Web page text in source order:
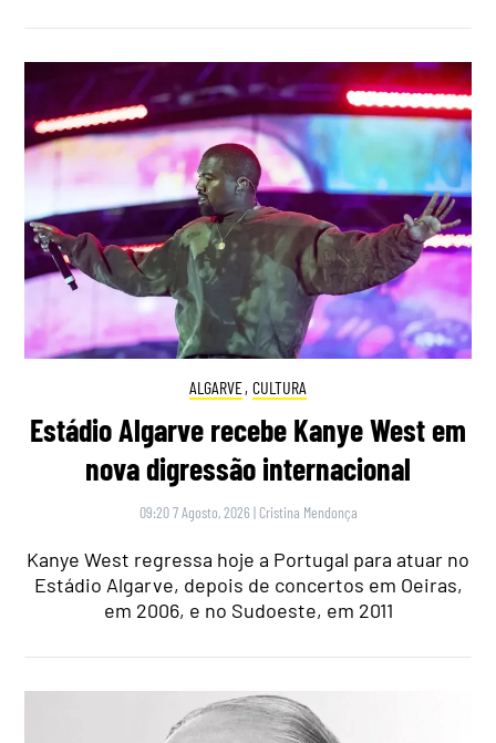
ALGARVE, CULTURA
Estádio Algarve recebe Kanye West em
nova digressão internacional
09:20 7 Agosto, 2026 | Cristina Mendonça
Kanye West regressa hoje a Portugal para atuar no
Estádio Algarve, depois de concertos em Oeiras,
em 2006, e no Sudoeste, em 2011